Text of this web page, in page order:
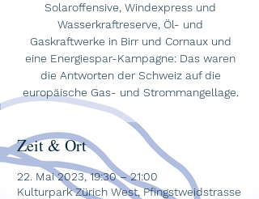
Solaroffensive, Windexpress und
Wasserkraftreserve, Öl- und
Gaskraftwerke in Birr und Cornaux und
eine Energiespar-Kampagne: Das waren
die Antworten der Schweiz auf die
europäische Gas- und Strommangellage.
Zeit & Ort
22. Mai 2023, 19:30 – 21:00
Kulturpark Zürich West, Pfingstweidstrasse